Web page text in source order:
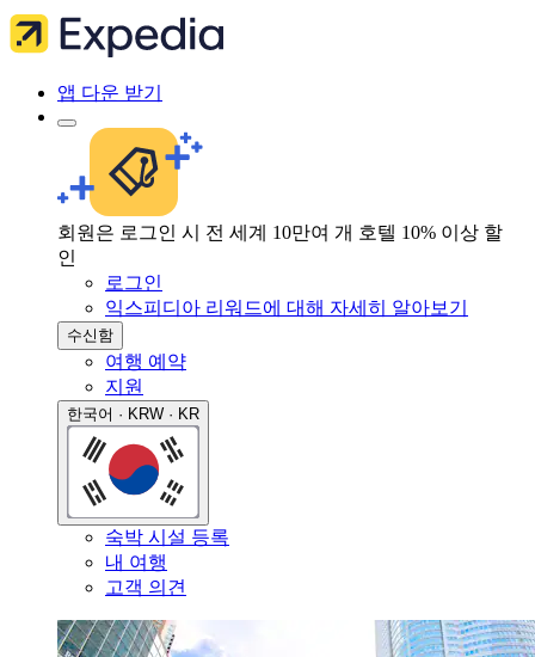
앱 다운 받기
회원은 로그인 시 전 세계 10만여 개 호텔 10% 이상 할
인
로그인
익스피디아 리워드에 대해 자세히 알아보기
수신함
여행 예약
지원
한국어 · KRW · KR
숙박 시설 등록
내 여행
고객 의견